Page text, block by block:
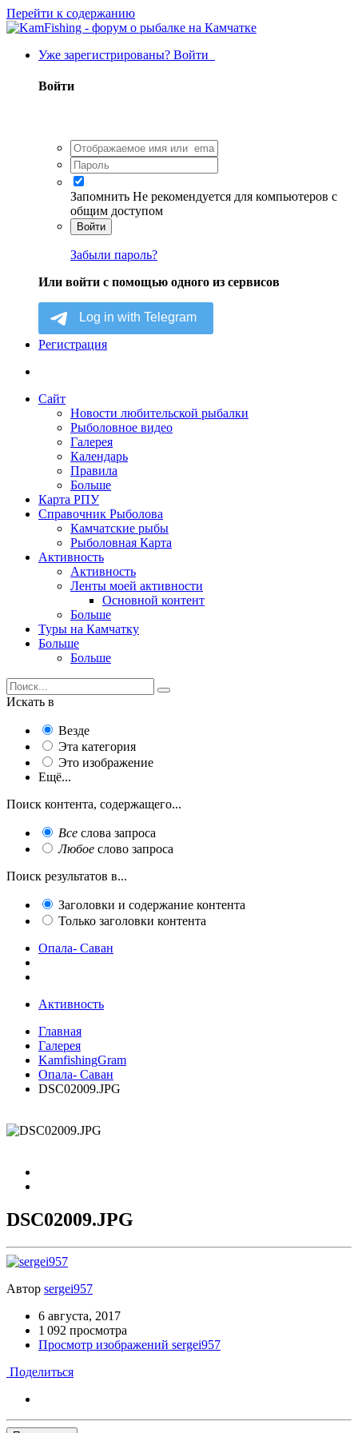
Перейти к содержанию
Уже зарегистрированы? Войти
Войти
Запомнить Не рекомендуется для компьютеров с
общим доступом
Войти
Забыли пароль?
Или войти с помощью одного из сервисов
Регистрация
Сайт
Новости любительской рыбалки
Рыболовное видео
Галерея
Календарь
Правила
Больше
Карта РПУ
Справочник Рыболова
Камчатские рыбы
Рыболовная Карта
Активность
Активность
Ленты моей активности
Основной контент
Больше
Туры на Камчатку
Больше
Больше
Искать в
Везде
Эта категория
Это изображение
Ещё...
Поиск контента, содержащего...
Все слова запроса
Любое слово запроса
Поиск результатов в...
Заголовки и содержание контента
Только заголовки контента
Опала- Саван
Активность
Главная
Галерея
KamfishingGram
Опала- Саван
DSC02009.JPG
DSC02009.JPG
Автор sergei957
6 августа, 2017
1 092 просмотра
Просмотр изображений sergei957
Поделиться